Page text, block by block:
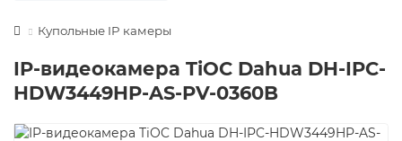
Купольные IP камеры
IP-видеокамера TiOC Dahua DH-IPC-
HDW3449HP-AS-PV-0360B